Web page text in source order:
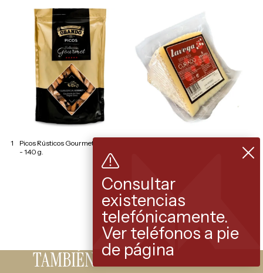
1
Picos Rústicos Gourmet OBANDO
- 140 g.
TAMBIÉN LE PUEDE INTERESAR
Consultar
existencias
telefónicamente.
Ver teléfonos a pie
de página